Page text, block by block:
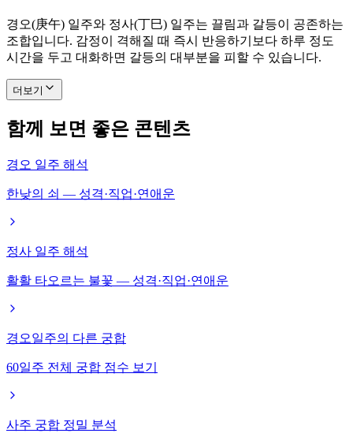
경오(庚午) 일주와 정사(丁巳) 일주는 끌림과 갈등이 공존하는
조합입니다. 감정이 격해질 때 즉시 반응하기보다 하루 정도
시간을 두고 대화하면 갈등의 대부분을 피할 수 있습니다.
더보기
함께 보면 좋은 콘텐츠
경오 일주 해석
한낮의 쇠 — 성격·직업·연애운
정사 일주 해석
활활 타오르는 불꽃 — 성격·직업·연애운
경오일주의 다른 궁합
60일주 전체 궁합 점수 보기
사주 궁합 정밀 분석